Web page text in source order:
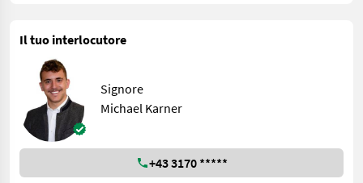
Il tuo interlocutore
Signore
Michael Karner
+43 3170 *****